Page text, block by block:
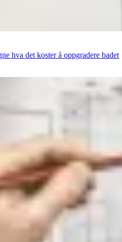
hva det koster å oppgradere badet